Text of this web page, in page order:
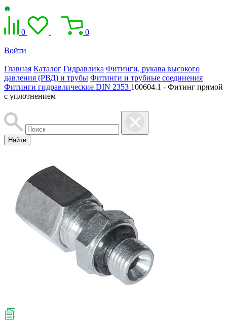
0 0
Войти
Главная Каталог Гидравлика Фитинги, рукава высокого
давления (РВД) и трубы Фитинги и трубные соединения
Фитинги гидравлические DIN 2353 100604.1 - Фитинг прямой
с уплотнением
Найти